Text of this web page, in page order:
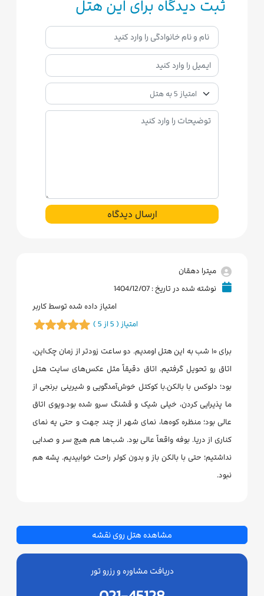
ثبت دیدگاه برای این هتل
ارسال دیدگاه
میترا دهقان
نوشته شده در تاریخ : 1404/12/07
امتیاز داده شده توسط کاربر
امتیاز ( 5 از 5 )
برای ۱۰ شب به این هتل اومدیم. دو ساعت زودتر از زمان چک‌این،
اتاق رو تحویل گرفتیم. اتاق دقیقاً مثل عکس‌های سایت هتل
بود؛ دلوکس با بالکن.با کوکتل خوش‌آمدگویی و شیرینی برنجی از
ما پذیرایی کردن، خیلی شیک و قشنگ سرو شده بود.ویوی اتاق
عالی بود؛ منظره کوه‌ها، نمای شهر از چند جهت و حتی یه نمای
کناری از دریا. بوفه واقعاً عالی بود. شب‌ها هم هیچ سر و صدایی
نداشتیم؛ حتی با بالکن باز و بدون کولر راحت خوابیدیم. پشه هم
نبود.
مشاهده هتل روی نقشه
دریافت مشاوره و رزرو تور